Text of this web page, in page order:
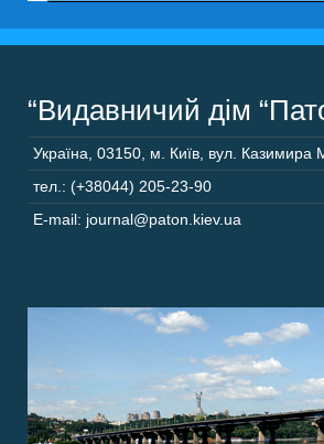
“Видавничий дім
Україна 03150 м. Київ, вул. Казимира
тел.: (+38044) 205-23-90
E-mail: journal@paton.kiev.ua